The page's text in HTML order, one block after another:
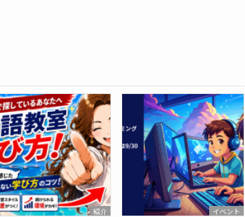
紹介
イベント